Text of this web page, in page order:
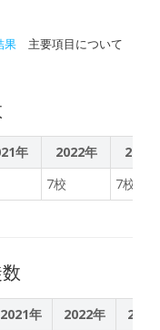
、タブレット等を使っ
・・などと思いまし
。係活動を決めたり，
たりと充実した学習を
ることができたようで
１・２年生は８日
）にオンライン朝の会
施する予定ですので，
出し合いました。臨時
ます。先生方も頑張り
張りましょう。
をいただきました。
果 主要項目について
年 2022年
2023
7校 7校
2021年 2022年
2023